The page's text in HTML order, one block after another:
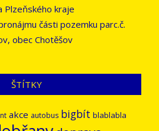
Plzeňského kraje
části pozemku parc.č.
obec Chotěšov
ŠTÍTKY
akce autobus bigbít blablabla